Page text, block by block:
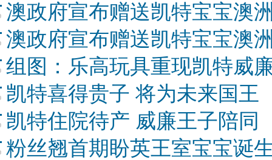
澳政府宣布赠送凯特宝宝澳
澳政府宣布赠送凯特宝宝澳
组图：乐高玩具重现凯特威
凯特喜得贵子 将为未来国王
凯特住院待产 威廉王子陪同
粉丝翘首期盼英王室宝宝诞